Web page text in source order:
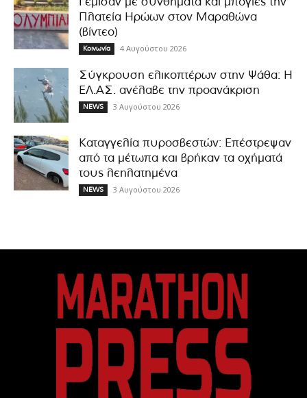
Πλατεία Ηρώων στον Μαραθώνα
(βίντεο)
Κοινωνία 4 Αυγούστου 2026
Σύγκρουση ελικοπτέρων στην Ψάθα: Η
ΕΛ.ΑΣ. ανέλαβε την προανάκριση
NEWS 3 Αυγούστου 2026
Καταγγελία πυροσβεστών: Επέστρεψαν
από τα μέτωπα και βρήκαν τα οχήματά
τους λεηλατημένα
NEWS 3 Αυγούστου 2026